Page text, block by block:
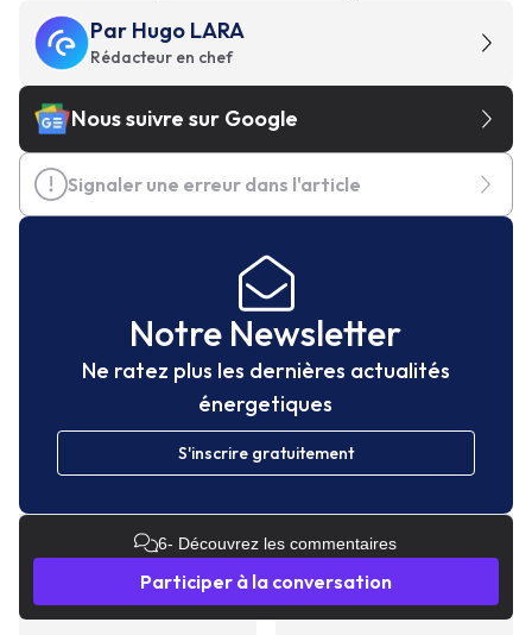
Par Hugo LARA
Rédacteur en chef
Nous suivre sur Google
Signaler une erreur dans l'article
Notre Newsletter
Ne ratez plus les dernières actualités
énergetiques
S'inscrire gratuitement
6- Découvrez les commentaires
Participer à la conversation